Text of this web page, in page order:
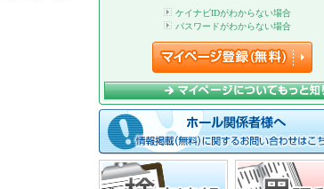
ケイナビIDがわからない場合
パスワードがわからない場合